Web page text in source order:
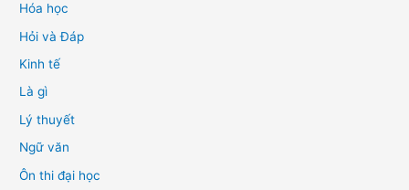
Hóa học
Hỏi và Đáp
Kinh tế
Là gì
Lý thuyết
Ngữ văn
Ôn thi đại học